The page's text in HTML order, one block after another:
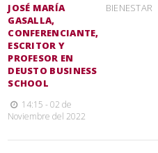
JOSÉ MARÍA
GASALLA,
CONFERENCIANTE,
ESCRITOR Y
PROFESOR EN
DEUSTO BUSINESS
SCHOOL
14:15 - 02 de
Noviembre del 2022
BIENESTAR